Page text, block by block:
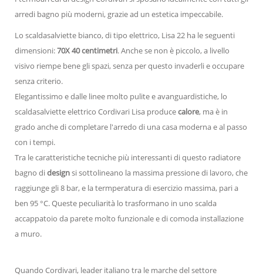
arredi bagno più moderni, grazie ad un estetica impeccabile.
Lo scaldasalviette bianco, di tipo elettrico, Lisa 22 ha le seguenti
dimensioni:70X 40 centimetri. Anche se non è piccolo, a livello
visivo riempe bene gli spazi, senza per questo invaderli e occupare
senza criterio.
Elegantissimo e dalle linee molto pulite e avanguardistiche, lo
scaldasalviette elettrico Cordivari Lisa producecalore, ma è in
grado anche di completare l'arredo di una casa moderna e al passo
con i tempi.
Tra le caratteristiche tecniche più interessanti di questo radiatore
bagno didesignsi sottolineano la massima pressione di lavoro, che
raggiunge gli 8 bar, e la termperatura di esercizio massima, pari a
ben 95 °C. Queste peculiarità lo trasformano in uno scalda
accappatoio da parete molto funzionale e di comoda installazione
a muro.
Quando Cordivari, leader italiano tra le marche del settore